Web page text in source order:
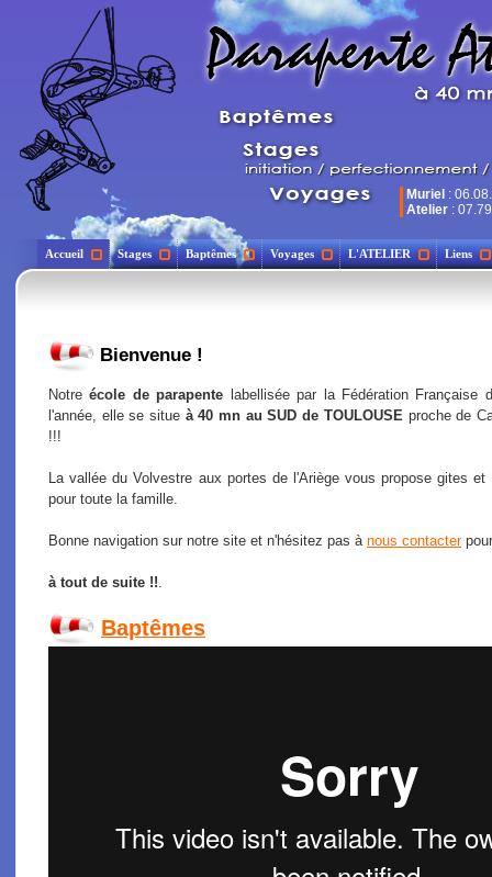
Muriel :
Atelier :
Accueil Stages Baptêmes Voyages L'ATELIER Liens
Bienvenue !
Notreécole de parapente labellisée par la Fédération Française
l'année, elle se situe à 40 mn au SUD de TOULOUSEproche de
!!!
La vallée du Volvestre aux portes de l'Ariège vous propose gites
pour toute la famille.
Bonne navigation sur notre site et n'hésitez pas à nous contacter
à tout de suite !!.
Baptêmes